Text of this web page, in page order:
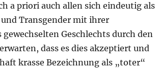
a priori auch allen sich eindeutig als
Transgender mit ihrer
Geschlechts durch den
dass es dies akzeptiert und
krasse Bezeichnung als „toter“